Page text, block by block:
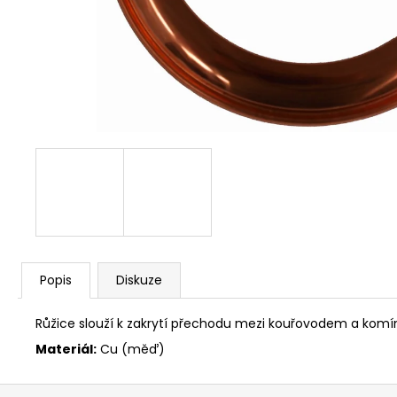
Popis Diskuze
Růžice slouží k zakrytí přechodu mezi kouřovodem a
Materiál: Cu (měď)
NÝT DUTÝ DVOJDÍLNÝ 3,5X10 NIKL
2 Kč